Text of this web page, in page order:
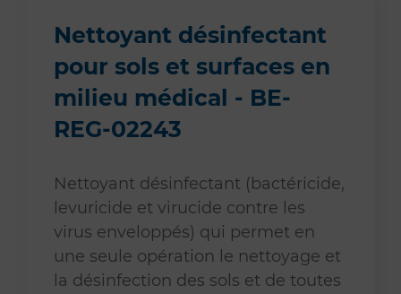
Nettoyant désinfectant
pour sols et surfaces en
milieu médical - BE-
REG-02243
Nettoyant désinfectant (bactéricide,
levuricide et virucide contre les
virus enveloppés) qui permet en
une seule opération le nettoyage et
la désinfection des sols et de toutes